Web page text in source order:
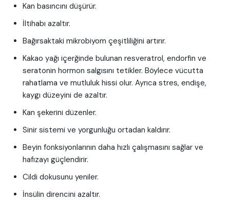
Kan basıncını düşürür.
İltihabı azaltır.
Bağırsaktaki mikrobiyom çeşitliliğini artırır.
Kakao yağı içerğinde bulunan resveratrol, endorfin ve
seratonin hormon salgısını tetikler. Böylece vücutta
rahatlama ve mutluluk hissi olur. Ayrıca stres, endişe,
kaygı düzeyini de azaltır.
Kan şekerini düzenler.
Sinir sistemi ve yorgunluğu ortadan kaldırır.
Beyin fonksiyonlarının daha hızlı çalışmasını sağlar ve
hafızayı güçlendirir.
Cildi dokusunu yeniler.
İnsülin direncini azaltır.